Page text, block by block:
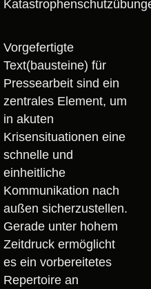
Vorgefertigte
Text(bausteine) für
Pressearbeit sind ein
zentrales Element, um
in akuten
Krisensituationen eine
schnelle und
einheitliche
Kommunikation nach
außen sicherzustellen.
Gerade unter hohem
Zeitdruck ermöglicht
es ein vorbereitetes
Repertoire an